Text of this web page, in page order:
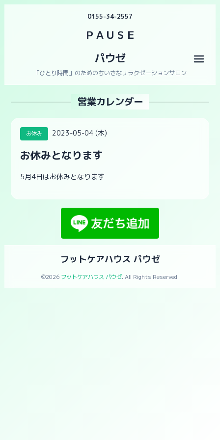
0155-34-2557
ＰＡＵＳＥ
パウゼ
「ひとり時間」のためのちいさなリラクゼーションサロン
営業カレンダー
お休み 2023-05-04 (木)
お休みとなります
5月4日はお休みとなります
フットケアハウス パウゼ
©2026 フットケアハウス パウゼ. All Rights Reserved.